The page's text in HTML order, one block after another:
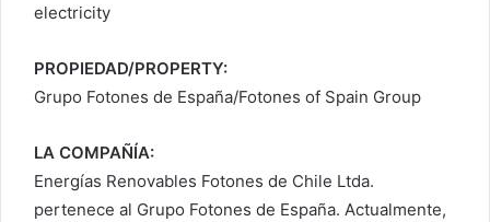
electricity
PROPIEDAD/PROPERTY:
Grupo Fotones de España/Fotones of Spain Group
LA COMPAÑÍA:
Energías Renovables Fotones de Chile Ltda.
pertenece al Grupo Fotones de España. Actualmente,